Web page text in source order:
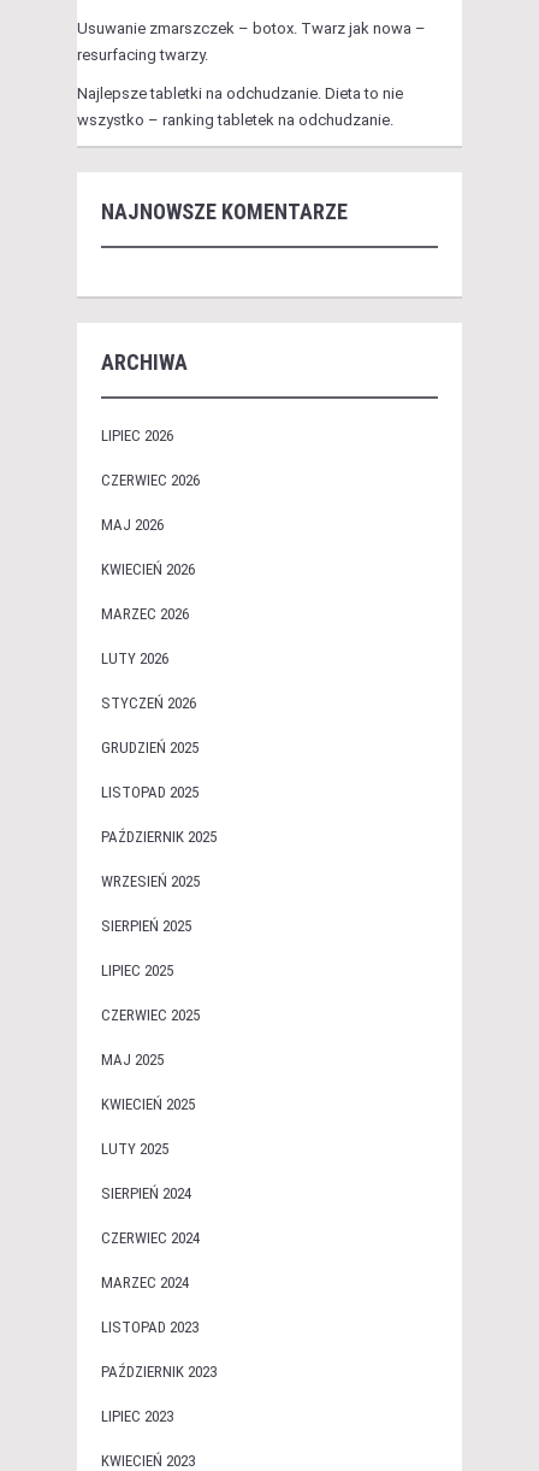
Usuwanie zmarszczek – botox. Twarz jak nowa –
resurfacing twarzy.
Najlepsze tabletki na odchudzanie. Dieta to nie
wszystko – ranking tabletek na odchudzanie.
NAJNOWSZE KOMENTARZE
ARCHIWA
LIPIEC 2026
CZERWIEC 2026
MAJ 2026
KWIECIEŃ 2026
MARZEC 2026
LUTY 2026
STYCZEŃ 2026
GRUDZIEŃ 2025
LISTOPAD 2025
PAŹDZIERNIK 2025
WRZESIEŃ 2025
SIERPIEŃ 2025
LIPIEC 2025
CZERWIEC 2025
MAJ 2025
KWIECIEŃ 2025
LUTY 2025
SIERPIEŃ 2024
CZERWIEC 2024
MARZEC 2024
LISTOPAD 2023
PAŹDZIERNIK 2023
LIPIEC 2023
KWIECIEŃ 2023